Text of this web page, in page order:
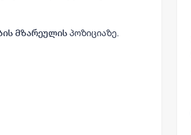
მზარეულის პოზიციაზე.